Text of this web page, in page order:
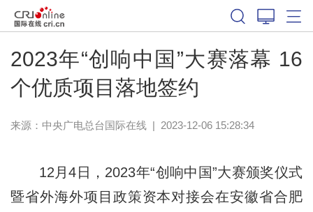
2023年“创响中国”大赛落幕 16
个优质项目落地签约
来源：中央广电总台国际在线| 2023-12-06 15:28:34
12月4日，2023年“创响中国”大赛颁奖仪式
暨省外海外项目政策资本对接会在安徽省合肥